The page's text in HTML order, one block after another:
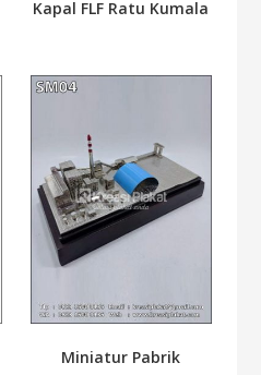
Kapal FLF Ratu Kumala
Miniatur Pabrik